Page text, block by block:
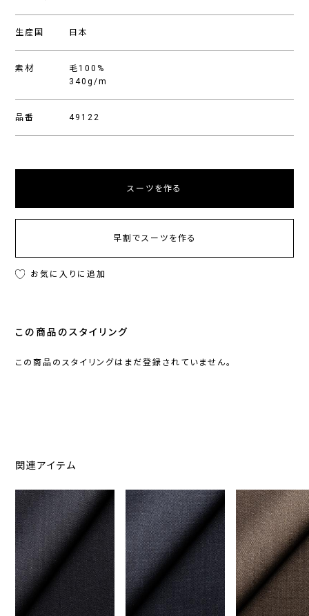
生産国 日本
素材
毛100%
340g/m
品番 49122
スーツを作る
早割でスーツを作る
お気に入りに追加
この商品のスタイリング
この商品のスタイリングはまだ登録されていません。
関連アイテム